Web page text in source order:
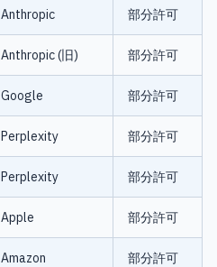
Anthropic 部分許可
Anthropic (旧) 部分許可
Google 部分許可
Perplexity 部分許可
Perplexity 部分許可
Apple 部分許可
Amazon 部分許可